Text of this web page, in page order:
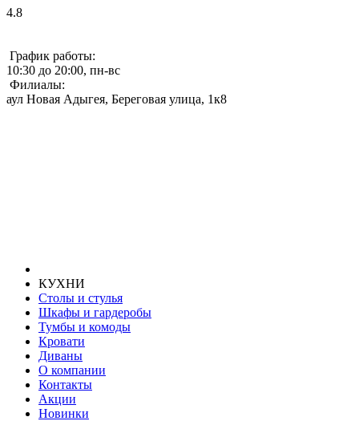
4.8
График работы:
10:30 до 20:00, пн-вс
Филиалы:
аул Новая Адыгея, Береговая улица, 1к8
КУХНИ
Столы и стулья
Шкафы и гардеробы
Тумбы и комоды
Кровати
Диваны
О компании
Контакты
Акции
Новинки